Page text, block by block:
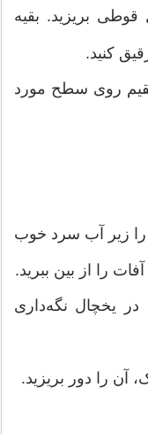
قوطی بریزید. بقیه
کنید.
روی سطح مورد
را زیر آب سرد خوب
را از بین ببرید.
در یخچال نگه‌داری
آن را دور بریزید.